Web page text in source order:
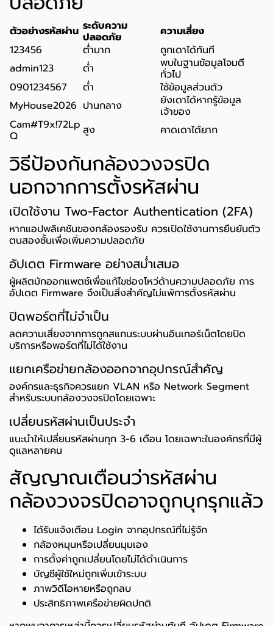
ตัวอย่างรหัสผ่าน ระดับความ
ปลอดภัย
ความเสี่ยง
123456
ต่ำมาก
ถูกเดาได้ทันที
admin123
ต่ำ พบในฐานข้อมูลโจมตี
ทั่วไป
0901234567
ต่ำ
ใช้ข้อมูลส่วนตัว
MyHouse2026 ปานกลาง ยังเดาได้หากรู้ข้อมูล
เจ้าของ
Cam#T9x!72Lp
Q สูง คาดเดาได้ยาก
วิธีป้องกันกล้องวงจรปิด
นอกจากการตั้งรหัสผ่าน
เปิดใช้งาน Two-Factor Authentication (2FA)
หากแอปพลิเคชันของกล้องรองรับ ควรเปิดใช้งานการยืนยันตัว
ตนสองชั้นเพื่อเพิ่มความปลอดภัย
อัปเดต Firmware อย่างสม่ำเสมอ
ผู้ผลิตมักออกแพตช์เพื่อแก้ไขช่องโหว่ด้านความปลอดภัย การ
อัปเดต Firmware จึงเป็นสิ่งสำคัญไม่แพ้การตั้งรหัสผ่าน
ปิดพอร์ตที่ไม่จำเป็น
ลดความเสี่ยงจากการถูกสแกนระบบผ่านอินเทอร์เน็ตโดยปิด
บริการหรือพอร์ตที่ไม่ได้ใช้งาน
แยกเครือข่ายกล้องออกจากอุปกรณ์สำคัญ
องค์กรและธุรกิจควรแยก VLAN หรือ Network Segment
สำหรับระบบกล้องวงจรปิดโดยเฉพาะ
เปลี่ยนรหัสผ่านเป็นประจำ
แนะนำให้เปลี่ยนรหัสผ่านทุก 3-6 เดือน โดยเฉพาะในองค์กรที่มีผู้
ดูแลหลายคน
สัญญาณเตือนว่ารหัสผ่าน
กล้องวงจรปิดอาจถูกบุกรุกแล้ว
ได้รับแจ้งเตือน Login จากอุปกรณ์ที่ไม่รู้จัก
กล้องหมุนหรือเปลี่ยนมุมเอง
การตั้งค่าถูกเปลี่ยนโดยไม่ได้ดำเนินการ
บัญชีผู้ใช้ใหม่ถูกเพิ่มเข้าระบบ
ภาพวิดีโอหายหรือถูกลบ
ประสิทธิภาพเครือข่ายผิดปกติ